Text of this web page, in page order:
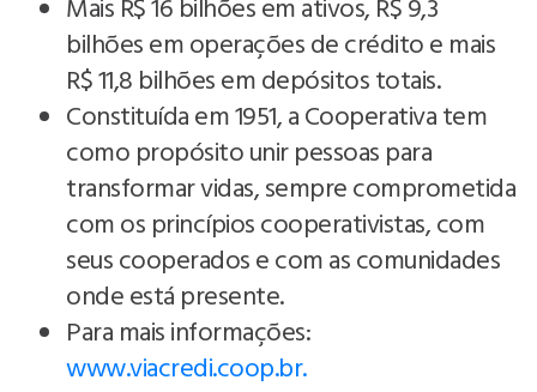
Mais R$ 16 bilhões em ativos, R$ 9,3
bilhões em operações de crédito e mais
R$ 11,8 bilhões em depósitos totais.
Constituída em 1951, a Cooperativa tem
como propósito unir pessoas para
transformar vidas, sempre comprometida
com os princípios cooperativistas, com
seus cooperados e com as comunidades
onde está presente.
Para mais informações:
www.viacredi.coop.br.